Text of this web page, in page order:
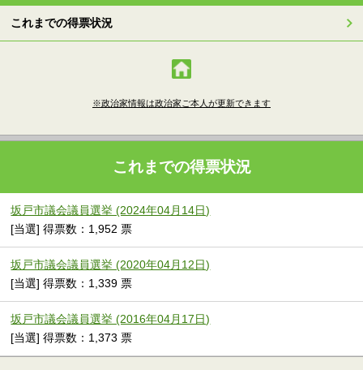
これまでの得票状況
※政治家情報は政治家ご本人が更新できます
これまでの得票状況
坂戸市議会議員選挙 (2024年04月14日)
[当選] 得票数：1,952 票
坂戸市議会議員選挙 (2020年04月12日)
[当選] 得票数：1,339 票
坂戸市議会議員選挙 (2016年04月17日)
[当選] 得票数：1,373 票